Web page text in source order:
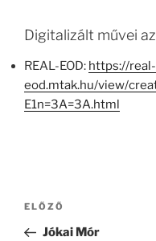
Digitalizált művei
REAL-EOD: https://real-
eod.mtak.hu/view/
E1n=3A=3A.html
Bejegyzés
Korábbi
bejegyzés
ELŐZŐ
Jókai Mór